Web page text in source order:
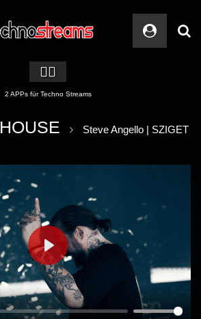
🏳️‍🌈
2 APPs für Techno Streams
HOUSE
Steve Angello | SZIGET
PLAY